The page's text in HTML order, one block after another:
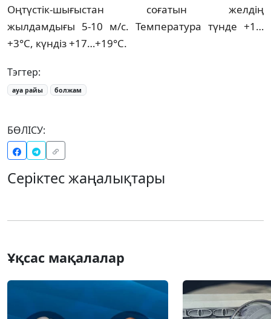
Оңтүстік-шығыстан соғатын желдің
жылдамдығы 5-10 м/с. Температура түнде +1…
+3°C, күндіз +17…+19°C.
Тэгтер:
ауа райы болжам
БӨЛІСУ:
Серіктес жаңалықтары
Ұқсас мақалалар